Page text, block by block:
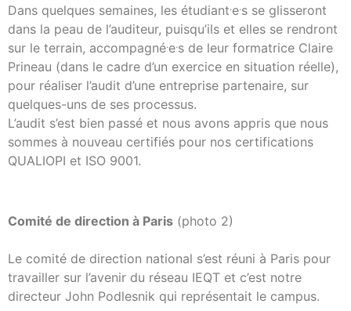
Dans quelques semaines, les étudiant.e.s se glisseront
dans la peau de l’auditeur, puisqu’ils et elles se rendront
sur le terrain, accompagné.e.s de leur formatrice Claire
Prineau (dans le cadre d’un exercice en situation réelle),
pour réaliser l’audit d’une entreprise partenaire, sur
quelques-uns de ses processus.
L’audit s’est bien passé et nous avons appris que nous
sommes à nouveau certifiés pour nos certifications
QUALIOPI et ISO 9001.
Comité de direction à Paris (photo 2)
Le comité de direction national s’est réuni à Paris pour
travailler sur l’avenir du réseau IEQT et c’est notre
directeur John Podlesnik qui représentait le campus.